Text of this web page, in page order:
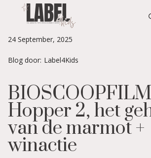
24 September, 2025
Blog door: Label4Kids
Hopper 2, het
van de marmot +
winactie